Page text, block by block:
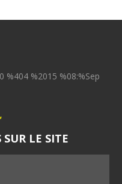
%404 %2015 %08:%Sep
SUR LE SITE